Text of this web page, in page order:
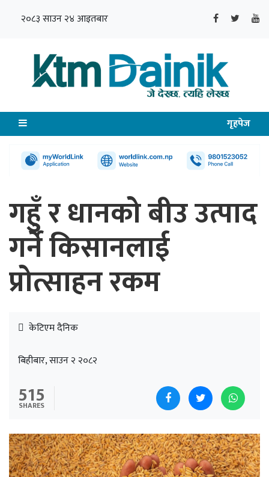
२०८३ साउन २४ आइतबार
गृहपेज
गहुँ र धानको बीउ उत्पाद
गर्ने किसानलाई
प्रोत्साहन रकम
केटिएम दैनिक
बिहीबार, साउन २ २०८२
515
SHARES